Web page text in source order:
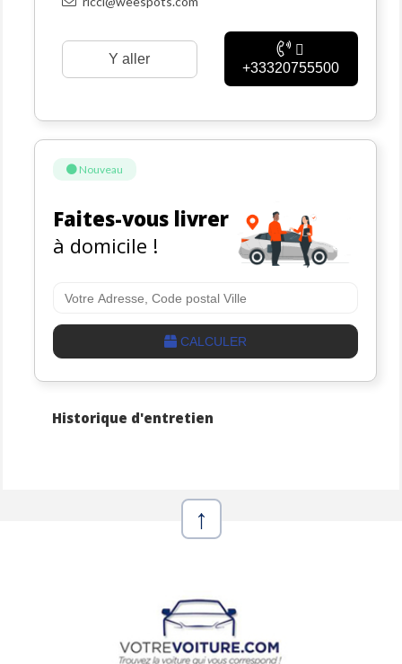
Y aller
+33320755500
Nouveau
Faites-vous livrer
à domicile !
CALCULER
Historique d'entretien
↑